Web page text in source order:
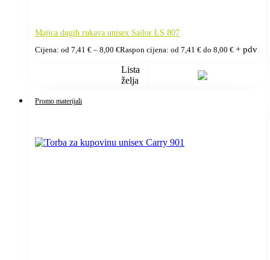
Majica dugih rukava unisex Sailor LS 807
Cijena: od 7,41 € – 8,00 €Raspon cijena: od 7,41 € do 8,00 € + pdv
Lista
želja
Promo materijali